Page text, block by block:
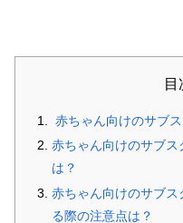
目
赤ちゃん向けのサブ
赤ちゃん向けのサブ
は？
赤ちゃん向けのサブ
る際の注意点は？